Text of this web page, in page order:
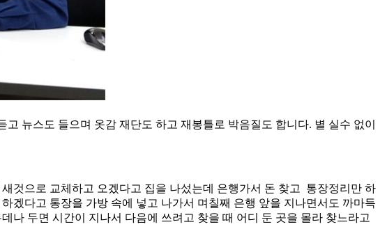
뉴스도 들으며 옷감 재단도 하고 재봉틀로 박음질도 합니다. 별 실수 없이
것으로 교체하고 오겠다고 집을 나섰는데 은행가서 돈 찾고 통장정리만 하
겠다고 통장을 가방 속에 넣고 나가서 며칠째 은행 앞을 지나면서도 까마득
나 두면 시간이 지나서 다음에 쓰려고 찾을 때 어디 둔 곳을 몰라 찾느라고